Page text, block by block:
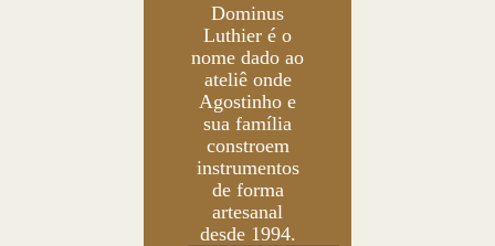
Dominus
Luthier é o
nome dado ao
ateliê onde
Agostinho e
sua família
constroem
instrumentos
de forma
artesanal
desde 1994.